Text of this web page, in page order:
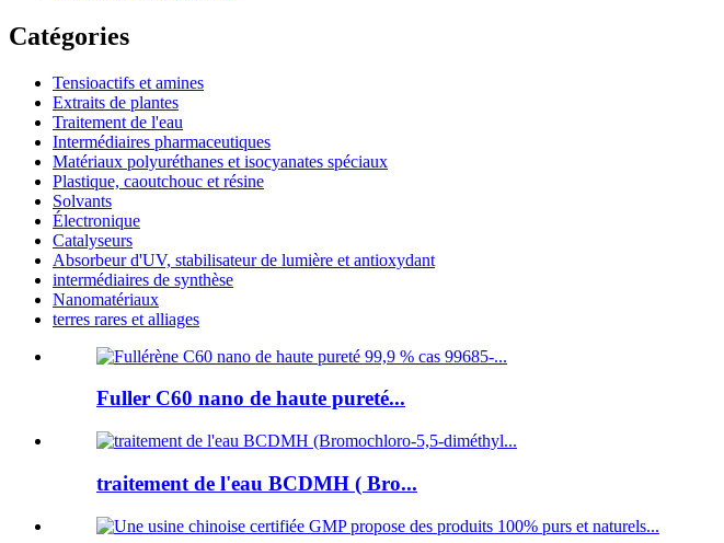
Catégories
Tensioactifs et amines
Extraits de plantes
Traitement de l'eau
Intermédiaires pharmaceutiques
Matériaux polyuréthanes et isocyanates spéciaux
Plastique, caoutchouc et résine
Solvants
Électronique
Catalyseurs
Absorbeur d'UV, stabilisateur de lumière et antioxydant
intermédiaires de synthèse
Nanomatériaux
terres rares et alliages
Fuller C60 nano de haute pureté...
traitement de l'eau BCDMH ( Bro...